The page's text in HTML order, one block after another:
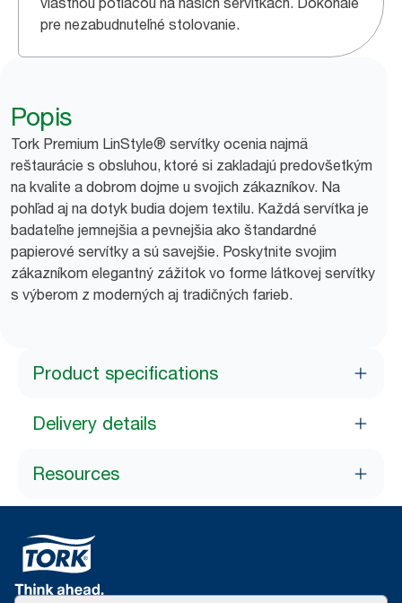
pre nezabudnuteľné stolovanie.
Popis
Tork Premium LinStyle® servítky ocenia najmä
reštaurácie s obsluhou, ktoré si zakladajú predovšetkým
na kvalite a dobrom dojme u svojich zákazníkov. Na
pohľad aj na dotyk budia dojem textilu. Každá servítka je
badateľne jemnejšia a pevnejšia ako štandardné
papierové servítky a sú savejšie. Poskytnite svojim
zákazníkom elegantný zážitok vo forme látkovej servítky
s výberom z moderných aj tradičných farieb.
Product specifications
Delivery details
Resources